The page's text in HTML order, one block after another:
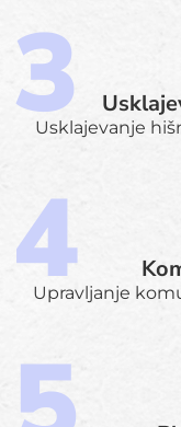
Usklajevanje
Upravljanje